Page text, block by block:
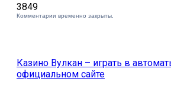
3849
Комментарии временно закрыты.
Казино Вулкан – играть в
официальном сайте